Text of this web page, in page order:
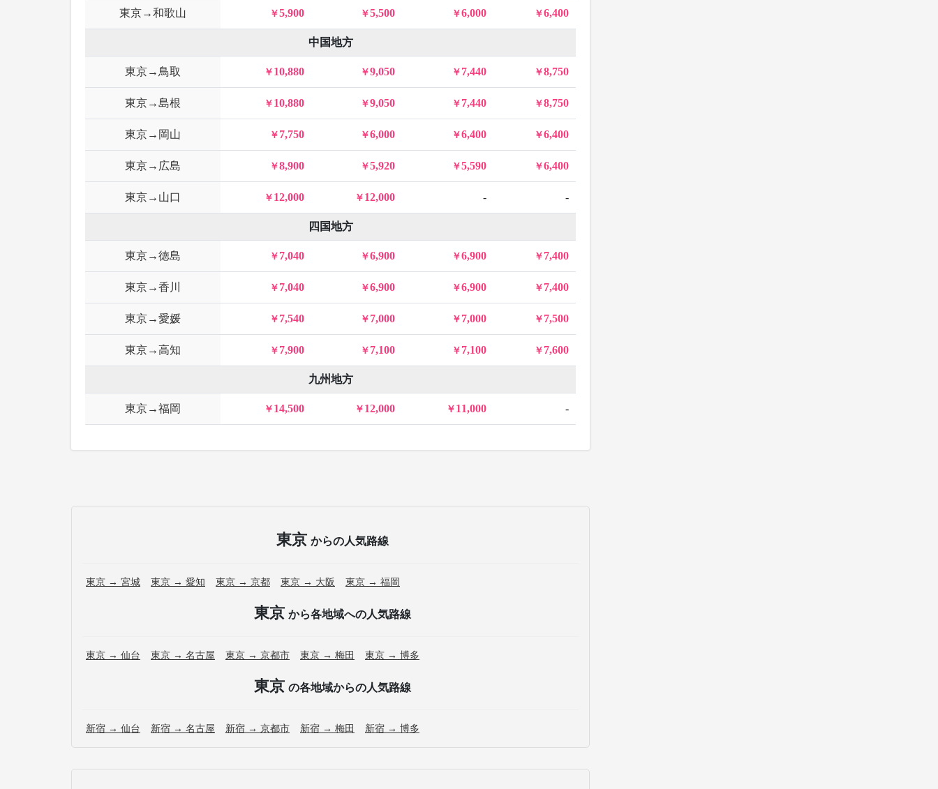
東京→和歌山 5,900 5,500 6,000 6,400
中国地方
東京→鳥取 10,880 9,050 7,440 8,750
東京→島根 10,880 9,050 7,440 8,750
東京→岡山 7,750 6,000 6,400 6,400
東京→広島 8,900 5,920 5,590 6,400
東京→山口 12,000 12,000 - -
四国地方
東京→徳島 7,040 6,900 6,900 7,400
東京→香川 7,040 6,900 6,900 7,400
東京→愛媛 7,540 7,000 7,000 7,500
東京→高知 7,900 7,100 7,100 7,600
九州地方
東京→福岡 14,500 12,000 11,000 -
東京 からの人気路線
東京 → 宮城 東京 → 愛知 東京 → 京都 東京 → 大阪 東京 → 福岡
東京 から各地域への人気路線
東京 → 仙台 東京 → 名古屋 東京 → 京都市 東京 → 梅田 東京 → 博多
東京 の各地域からの人気路線
新宿 → 仙台 新宿 → 名古屋 新宿 → 京都市 新宿 → 梅田 新宿 → 博多